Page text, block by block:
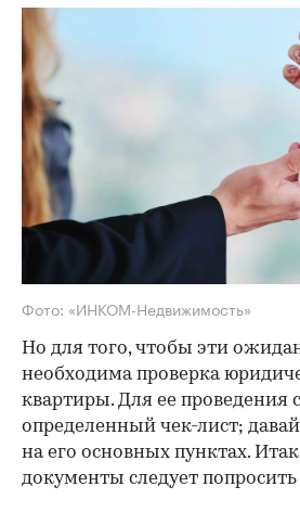
Фото: «ИНКОМ-Недвижимость»
Но для того, чтобы эти
необходима проверка
квартиры. Для ее проведения
определенный чек-лист;
на его основных пунктах.
документы следует попросить